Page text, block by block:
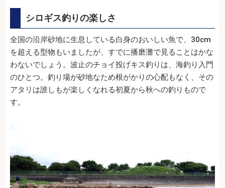
シロギス釣りの楽しさ
全国の沿岸砂地に生息している白身のおいしい魚で、30cm
を超える型物もいましたが、すでに播磨灘で見ることはかな
わないでしょう。波止のチョイ投げキス釣りは、海釣り入門
のひとつ。釣り場が砂地なため根がかりの心配もなく、その
アタリは誰しもが楽しくなれる初夏から秋への釣りもので
す。